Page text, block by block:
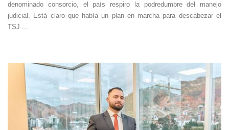
denominado consorcio, el país respiro la podredumbre del manejo
judicial. Está claro que había un plan en marcha para descabezar el
TSJ ...